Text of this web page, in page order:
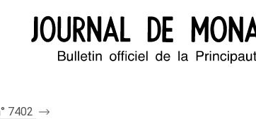
7402